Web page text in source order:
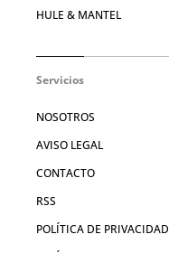
HULE & MANTEL
Servicios
NOSOTROS
AVISO LEGAL
CONTACTO
RSS
POLÍTICA DE PRIVACIDAD